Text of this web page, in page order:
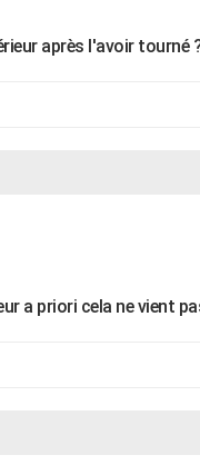
après l'avoir tourné
a priori cela ne vient